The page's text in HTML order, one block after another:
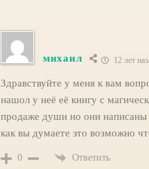
михаил 12 лет
Здравствуйте у меня к вам
нашол у неё её книгу с
продаже души но они написаны
как вы думаете это возможно
0 Ответить